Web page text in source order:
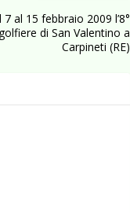
al 15 febbraio 2009 l’8°
di San Valentino a
Carpineti (RE)